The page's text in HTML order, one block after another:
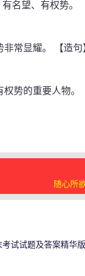
望、有权势。
显耀。 【造句
势的重要人物。
随心所
试试题及答案精华版